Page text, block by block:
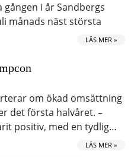
i år Sandbergs
månads näst största
LÄS MER »
om ökad omsättning
det första halvåret. –
positiv, med en tydlig…
LÄS MER »